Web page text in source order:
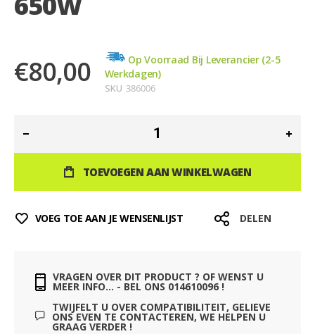
afbeeldingen-
€80,00
Op Voorraad Bij Leverancier (2-5
Werkdagen)
SKU 386006
TOEVOEGEN AAN WINKELWAGEN
VOEG TOE AAN JE WENSENLIJST DELEN
VRAGEN OVER DIT PRODUCT ? OF WENST U
MEER INFO... - BEL ONS 014610096 !
TWIJFELT U OVER COMPATIBILITEIT, GELIEVE
ONS EVEN TE CONTACTEREN, WE HELPEN U
GRAAG VERDER !